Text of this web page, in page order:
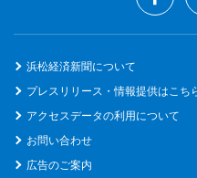
浜松経済新聞について
プレスリリース・情報提供はこち
アクセスデータの利用について
お問い合わせ
広告のご案内